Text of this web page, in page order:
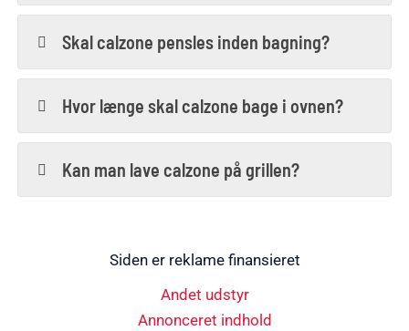
Skal calzone pensles inden bagning?
Hvor længe skal calzone bage i ovnen?
Kan man lave calzone på grillen?
Siden er reklame finansieret
Andet udstyr
Annonceret indhold